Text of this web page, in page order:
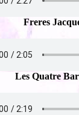
Freres
Les Quatre